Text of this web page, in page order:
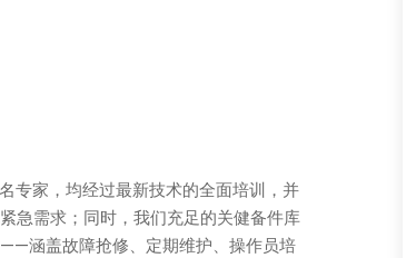
专家，均经过最新技术的全面培训，并
急需求；同时，我们充足的关健备件库
涵盖故障抢修、定期维护、操作员培